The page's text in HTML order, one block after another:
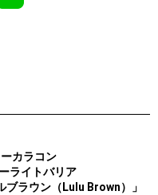
カラコン
ライトバリア
ラウン（Lulu Brown）」